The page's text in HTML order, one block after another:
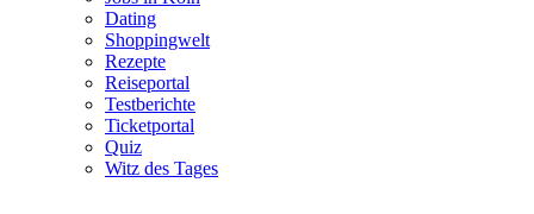
Dating
Shoppingwelt
Rezepte
Reiseportal
Testberichte
Ticketportal
Quiz
Witz des Tages